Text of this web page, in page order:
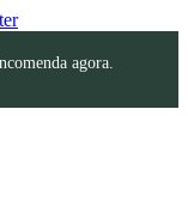
agora.